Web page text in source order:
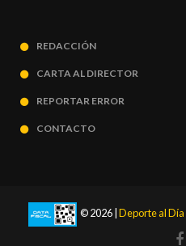
REDACCIÓN
CARTA AL DIRECTOR
REPORTAR ERROR
CONTACTO
© 2026 | Deporte al Día